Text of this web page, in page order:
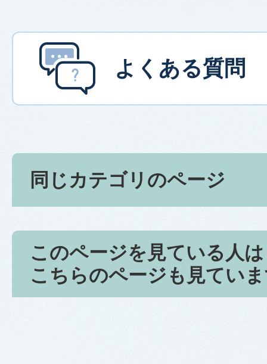
よくある質問
同じカテゴリのページ
このページを見ている人は
こちらのページも見てい